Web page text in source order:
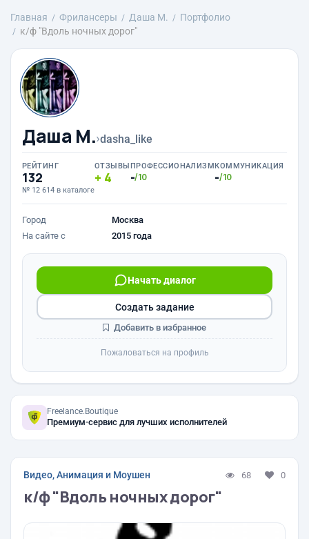
Главная Фрилансеры Даша М.
Портфолио
к/ф "Вдоль ночных дорог"
Даша М.›dasha_like
РЕЙТИНГ
132
№ 12 614 в каталоге
ОТЗЫВЫ
4
ПРОФЕССИОНАЛИЗМ
-/10
КОММУНИКАЦИЯ
-/10
Город
Москва
На сайте с
2015 года
Начать диалог
Создать задание
Добавить в избранное
Пожаловаться на профиль
Freelance.Boutique
Премиум-сервис для лучших исполнителей
Видео, Анимация и Моушен 68 0
к/ф "Вдоль ночных дорог"